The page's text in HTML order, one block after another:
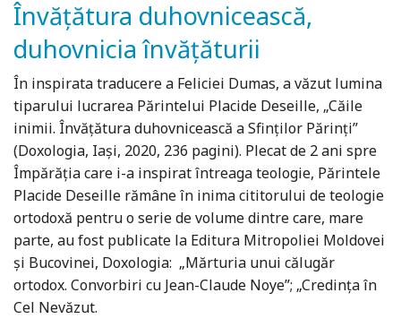
Învățătura duhovnicească,
duhovnicia învățăturii
În inspirata traducere a Feliciei Dumas, a văzut lumina
tiparului lucrarea Părintelui Placide Deseille, „Căile
inimii. Învățătura duhovnicească a Sfinților Părinți”
(Doxologia, Iași, 2020, 236 pagini). Plecat de 2 ani spre
Împărăția care i-a inspirat întreaga teologie, Părintele
Placide Deseille rămâne în inima cititorului de teologie
ortodoxă pentru o serie de volume dintre care, mare
parte, au fost publicate la Editura Mitropoliei Moldovei
și Bucovinei, Doxologia: „Mărturia unui călugăr
ortodox. Convorbiri cu Jean-Claude Noye”; „Credința în
Cel Nevăzut.